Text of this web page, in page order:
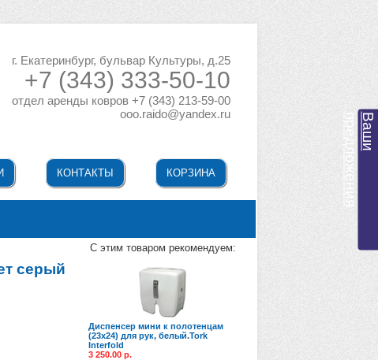
В
а
ш
и
п
р
е
д
л
о
ж
е
н
и
я
г. Екатеринбург, бульвар Культуры, д.25
+7 (343) 333-50-10
отдел аренды ковров +7 (343) 213-59-00
ooo.raido@yandex.ru
КОНТАКТЫ КОРЗИНА
серый
C этим товаром рекомендуем:
Диспенсер мини к полотенцам
(23х24) для рук, белый.Tork
Interfold
3 250.00 р.